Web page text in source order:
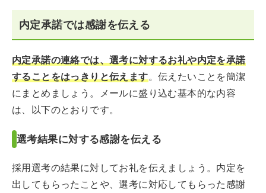
内定承諾では感謝を伝える
内定承諾の連絡では、選考に対するお礼や内定を承諾
することをはっきりと伝えます。伝えたいことを簡潔
にまとめましょう。メールに盛り込む基本的な内容
は、以下のとおりです。
選考結果に対する感謝を伝える
採用選考の結果に対してお礼を伝えましょう。内定を
出してもらったことや、選考に対応してもらった感謝